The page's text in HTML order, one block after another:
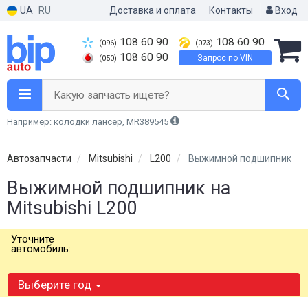
UA RU Доставка и оплата Контакты Вход
(096) 108 60 90
(050) 108 60 90
(073) 108 60 90
Запрос по VIN
Какую запчасть ищете?
Например: колодки лансер, MR389545
Автозапчасти Mitsubishi L200 Выжимной подшипник
Выжимной подшипник на
Mitsubishi L200
Уточните
автомобиль:
Выберите год